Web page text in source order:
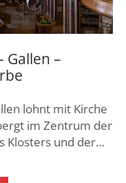
Gallen –
lohnt mit Kirche
im Zentrum der
Klosters und der…